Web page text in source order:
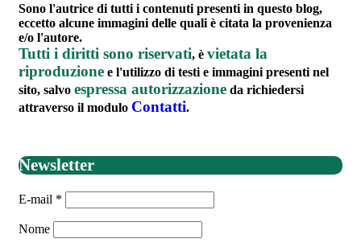
Sono l'autrice di tutti i contenuti presenti in questo blog,
eccetto alcune immagini delle quali è citata la provenienza
e/o l'autore.
Tutti i diritti sono riservati, è vietata la
riproduzione e l'utilizzo di testi e immagini presenti nel
sito, salvo espressa autorizzazione da richiedersi
attraverso il modulo Contatti.
Newsletter
E-mail *
Nome